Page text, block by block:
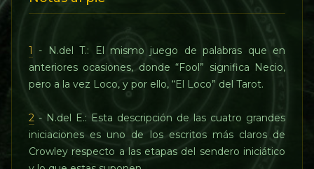
1 - N.del T.: El mismo juego de palabras que en
anteriores ocasiones, donde “Fool” significa Necio,
pero a la vez Loco, y por ello, “El Loco” del Tarot.
2 - N.del E.: Esta descripción de las cuatro grandes
iniciaciones es uno de los escritos más claros de
Crowley respecto a las etapas del sendero iniciático